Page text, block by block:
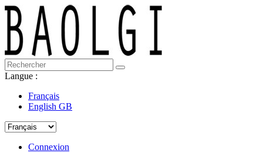
Langue :
Français
English GB
Connexion